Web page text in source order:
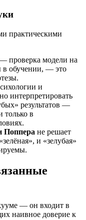
практическими
проверка модели на
в обучении, — это
и
интерпретировать
результатов —
только в
Поппера не решает
и «зелубая»
— он входит в
наивное доверие к